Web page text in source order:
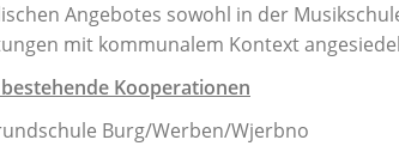
Angebotes sowohl in der
mit kommunalem Kontext
Kooperationen
Burg/Werben/Wjerbno